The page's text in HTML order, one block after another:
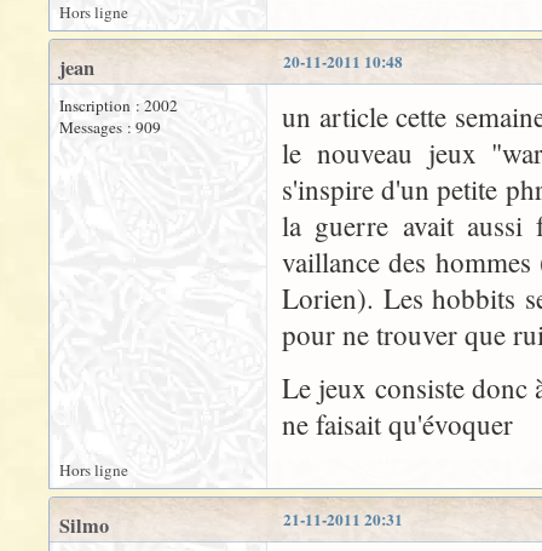
Hors ligne
20-11-2011 10:48
jean
Inscription : 2002
Messages : 909
un article cette
le nouveau jeux
s'inspire d'un petite
la guerre avait
vaillance des
Lorien). Les hobbits
pour ne trouver que
Le jeux consiste donc
ne faisait qu'évoquer
Hors ligne
21-11-2011 20:31
Silmo